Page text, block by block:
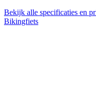
Bekijk alle specificaties en
Bikingfiets